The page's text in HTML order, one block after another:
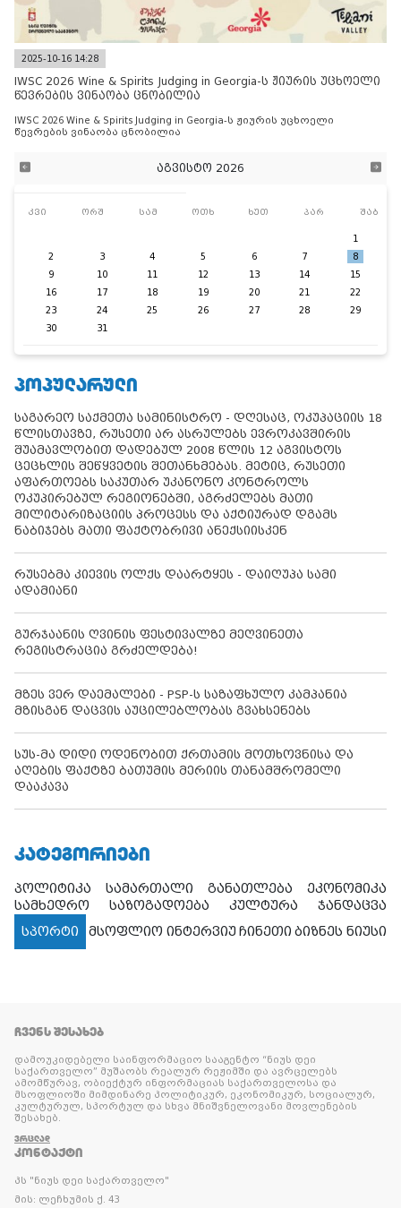
2025-10-16 14:28
IWSC 2026 Wine & Spirits Judging in Georgia-ს ჟიურის უცხოელი
წევრების ვინაობა ცნობილია
IWSC 2026 Wine & Spirits Judging in Georgia-ს ჟიურის უცხოელი
წევრების ვინაობა ცნობილია
აგვისტო 2026
კვი ორშ სამ ოთხ ხუთ პარ შაბ
1
2
3 4 5 6 7
8
9
10 11 12 13 14
15
16
17 18 19 20 21
22
23
24 25 26 27 28
29
30
31
ᲞᲝᲞᲣᲚᲐᲠᲣᲚᲘ
საგარეო საქმეთა სამინისტრო - დღესაც, ოკუპაციის 18
წლისთავზე, რუსეთი არ ასრულებს ევროკავშირის
შუამავლობით დადებულ 2008 წლის 12 აგვისტოს
ცეცხლის შეწყვეტის შეთანხმებას. მეტიც, რუსეთი
აფართოებს საკუთარ უკანონო კონტროლს
ოკუპირებულ რეგიონებში, აგრძელებს მათი
მილიტარიზაციის პროცესს და აქტიურად დგამს
ნაბიჯებს მათი ფაქტობრივი ანექსიისკენ
რუსებმა კიევის ოლქს დაარტყეს - დაიღუპა სამი
ადამიანი
გურჯაანის ღვინის ფესტივალზე მეღვინეთა
რეგისტრაცია გრძელდება!
მზეს ვერ დაემალები - PSP-ს საზაფხულო კამპანია
მზისგან დაცვის აუცილებლობას გვახსენებს
სუს-მა დიდი ოდენობით ქრთამის მოთხოვნისა და
აღების ფაქტზე ბათუმის მერიის თანამშრომელი
დააკავა
ᲙᲐᲢᲔᲒᲝᲠᲘᲔᲑᲘ
პოლიტიკა სამართალი განათლება
ეკონომიკა
სამხედრო
საზოგადოება კულტურა
ჯანდაცვა
სპორტი
მსოფლიო ინტერვიუ ჩინეთი ბიზნეს ნიუსი
ᲩᲕᲔᲜᲡ ᲨᲔᲡᲐᲮᲔᲑ
დამოუკიდებელი საინფორმაციო სააგენტო “ნიუს დეი
საქართველო” მუშაობს რეალურ რეჟიმში და ავრცელებს
ამომწურავ, ობიექტურ ინფორმაციას საქართველოსა და
მსოფლიოში მიმდინარე პოლიტიკურ, ეკონომიკურ, სოციალურ,
კულტურულ, სპორტულ და სხვა მნიშვნელოვანი მოვლენების
შესახებ.
ᲕᲠᲪᲚᲐᲓ
ᲙᲝᲜᲢᲐᲥᲢᲘ
პს "ნიუს დეი საქართველო"
მის: ლეჩხუმის ქ. 43